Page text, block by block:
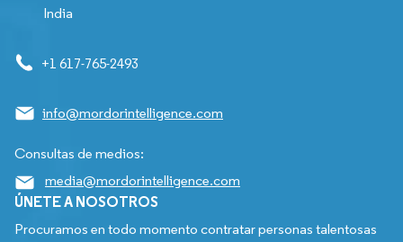
India
+1 617-765-2493
info@mordorintelligence.com
Consultas de medios:
media@mordorintelligence.com
ÚNETE A NOSOTROS
Procuramos en todo momento contratar personas talentosas